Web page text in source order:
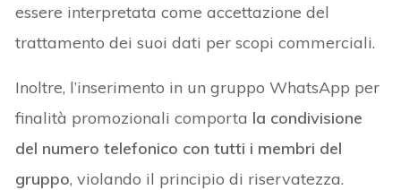
essere interpretata come accettazione del
trattamento dei suoi dati per scopi commerciali.
Inoltre, l’inserimento in un gruppo WhatsApp per
finalità promozionali comporta la condivisione
del numero telefonico con tutti i membri del
gruppo, violando il principio di riservatezza.